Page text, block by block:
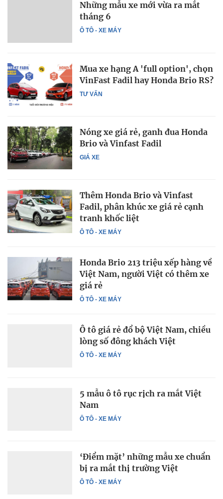
Ô TÔ - XE MÁY
Những mẫu xe mới vừa ra mắt
tháng 6
TƯ VẤN
Mua xe hạng A 'full option', chọn
VinFast Fadil hay Honda Brio RS?
GIÁ XE
Nóng xe giá rẻ, ganh đua Honda
Brio và Vinfast Fadil
Ô TÔ - XE MÁY
Thêm Honda Brio và Vinfast
Fadil, phân khúc xe giá rẻ cạnh
tranh khốc liệt
Ô TÔ - XE MÁY
Honda Brio 213 triệu xếp hàng về
Việt Nam, người Việt có thêm xe
giá rẻ
Ô TÔ - XE MÁY
Ô tô giá rẻ đổ bộ Việt Nam, chiều
lòng số đông khách Việt
Ô TÔ - XE MÁY
5 mẫu ô tô rục rịch ra mắt Việt
Nam
Ô TÔ - XE MÁY
‘Điểm mặt’ những mẫu xe chuẩn
bị ra mắt thị trường Việt